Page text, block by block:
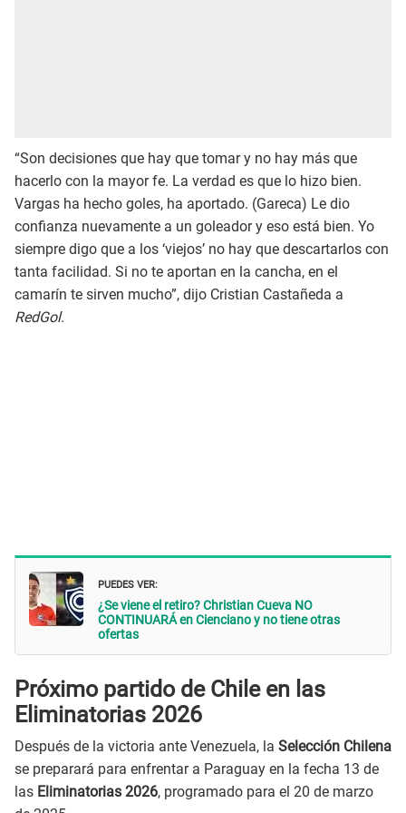
“Son decisiones que hay que tomar y no hay más que
hacerlo con la mayor fe. La verdad es que lo hizo bien.
Vargas ha hecho goles, ha aportado. (Gareca) Le dio
confianza nuevamente a un goleador y eso está bien. Yo
siempre digo que a los ‘viejos’ no hay que descartarlos con
tanta facilidad. Si no te aportan en la cancha, en el
camarín te sirven mucho”, dijo Cristian Castañeda a
RedGol.
PUEDES VER:
¿Se viene el retiro? Christian Cueva NO
CONTINUARÁ en Cienciano y no tiene otras
ofertas
Próximo partido de Chile en las
Eliminatorias 2026
Después de la victoria ante Venezuela, la Selección Chilena
se preparará para enfrentar a Paraguay en la fecha 13 de
las Eliminatorias 2026, programado para el 20 de marzo